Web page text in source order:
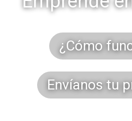
¿Cómo
Envíanos tu